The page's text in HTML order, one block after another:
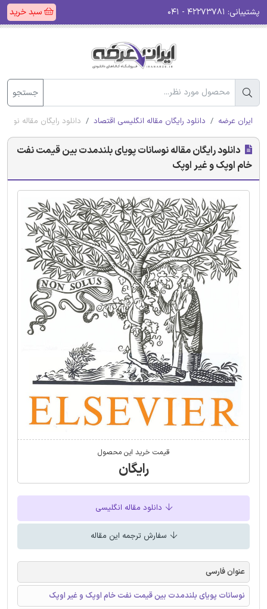
پشتیبانی: سبد خرید
جستجو
ایران عرضه دانلود رایگان مقاله انگلیسی اقتصاد دانلود رایگان مقاله
دانلود رایگان مقاله نوسانات پویای بلندمدت بین قیمت نفت
خام اوپک و غیر اوپک
قیمت خرید این محصول
رایگان
دانلود مقاله انگلیسی
سفارش ترجمه این مقاله
عنوان فارسی
نوسانات پویای بلندمدت بین قیمت نفت خام اوپک و غیر اوپک